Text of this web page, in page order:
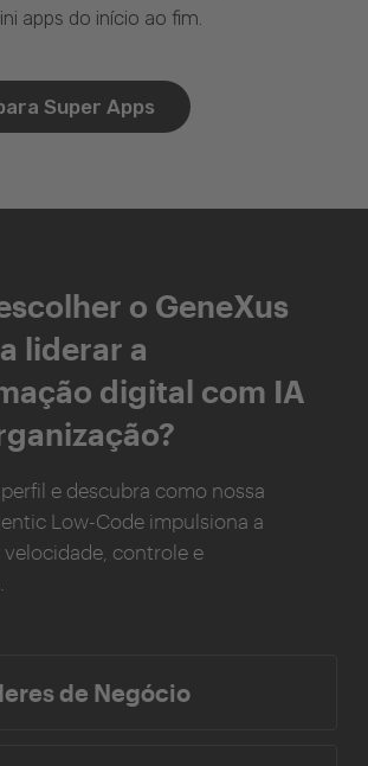
apps do início ao fim.
Super Apps
o GeneXus
liderar a
digital com IA
e descubra como nossa
Low-Code impulsiona a
controle e
de Negócio